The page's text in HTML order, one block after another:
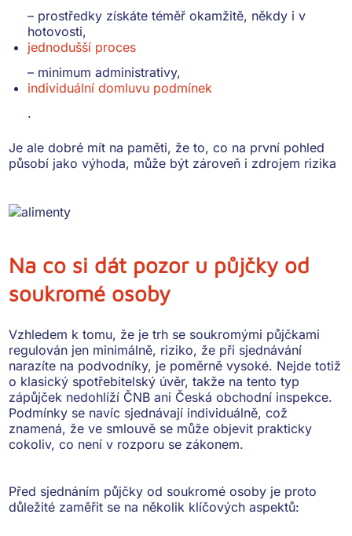
– prostředky získáte téměř okamžitě, někdy i v
hotovosti,
jednodušší proces
– minimum administrativy,
individuální domluvu podmínek
.
Je ale dobré mít na paměti, že to, co na první pohled
působí jako výhoda, může být zároveň i zdrojem rizika
Na co si dát pozor u půjčky od
soukromé osoby
Vzhledem k tomu, že je trh se soukromými půjčkami
regulován jen minimálně, riziko, že při sjednávání
narazíte na podvodníky, je poměrně vysoké. Nejde totiž
o klasický spotřebitelský úvěr, takže na tento typ
zápůjček nedohlíží ČNB ani Česká obchodní inspekce.
Podmínky se navíc sjednávají individuálně, což
znamená, že ve smlouvě se může objevit prakticky
cokoliv, co není v rozporu se zákonem.
Před sjednáním půjčky od soukromé osoby je proto
důležité zaměřit se na několik klíčových aspektů: